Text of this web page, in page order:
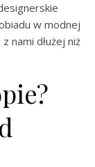
w modnej
nami dłużej niż